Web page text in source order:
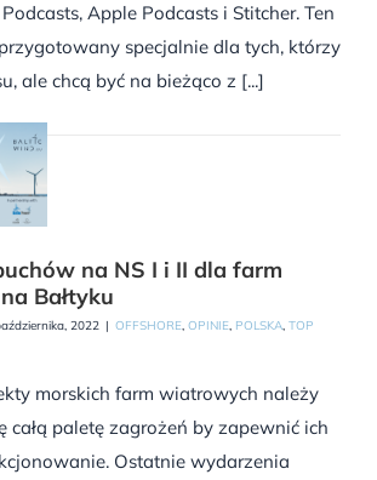
Apple Podcasts i Stitcher. Ten
specjalnie dla tych, którzy
ale chcą być na bieżąco z [...]
na NS I i II dla farm
Bałtyku
2022 | OFFSHORE, OPINIE, POLSKA, TOP
morskich farm wiatrowych należy
całą paletę zagrożeń by zapewnić ich
Ostatnie wydarzenia